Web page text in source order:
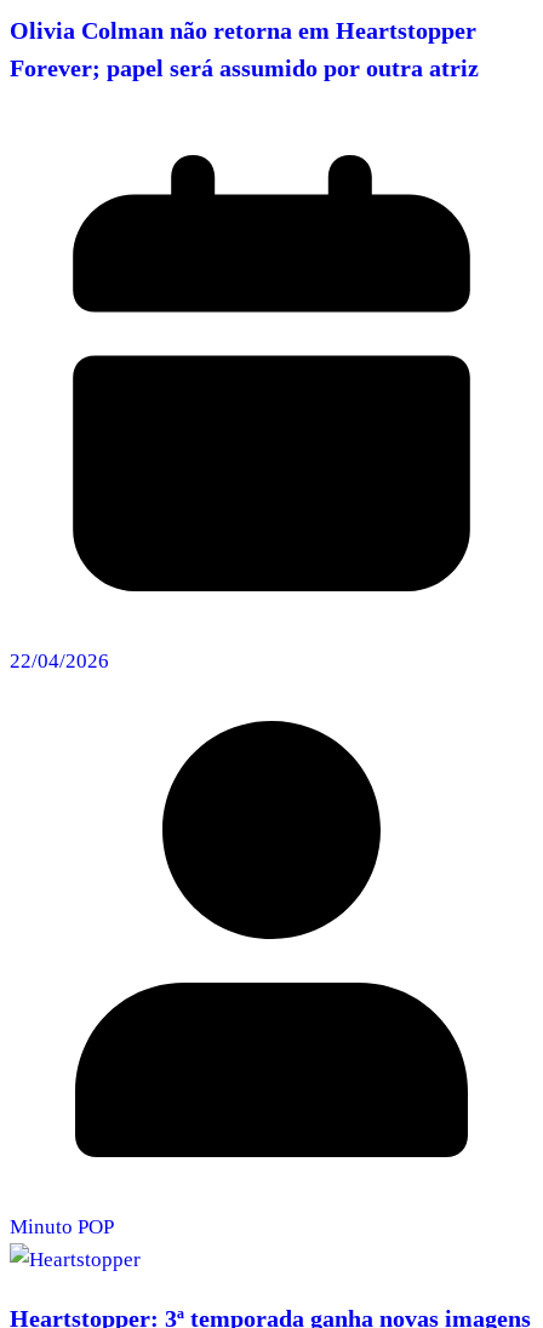
Olivia Colman não retorna em Heartstopper
Forever; papel será assumido por outra atriz
22/04/2026
Minuto POP
Heartstopper: 3ª temporada ganha novas imagens